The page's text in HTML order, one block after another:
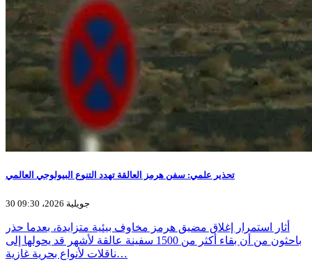
تحذير علمي: سفن هرمز العالقة تهدد التنوع البيولوجي العالمي
30 جويلية 2026، 09:30
أثار استمرار إغلاق مضيق هرمز مخاوف بيئية متزايدة، بعدما حذر
باحثون من أن بقاء أكثر من 1500 سفينة عالقة لأشهر قد يحولها إلى
ناقلات لأنواع بحرية غازية…